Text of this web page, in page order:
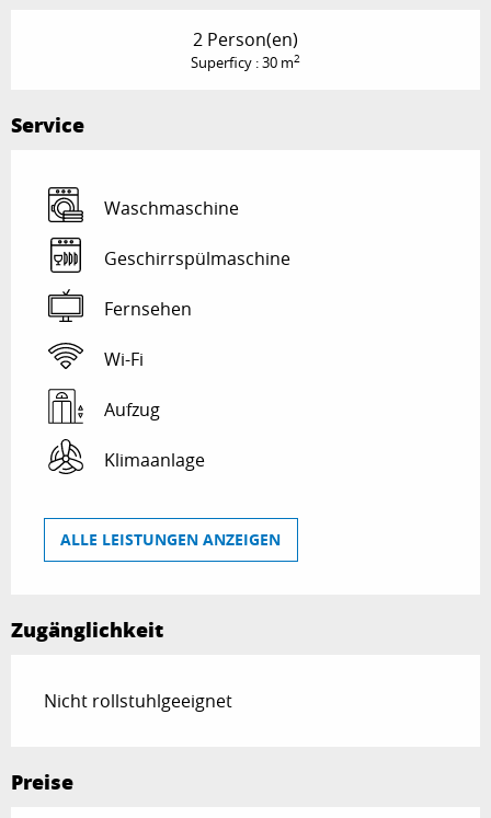
2 Person(en)
Superficy : 30 m2
Service
Waschmaschine
Geschirrspülmaschine
Fernsehen
Wi-Fi
Aufzug
Klimaanlage
ALLE LEISTUNGEN ANZEIGEN
Zugänglichkeit
Nicht rollstuhlgeeignet
Preise